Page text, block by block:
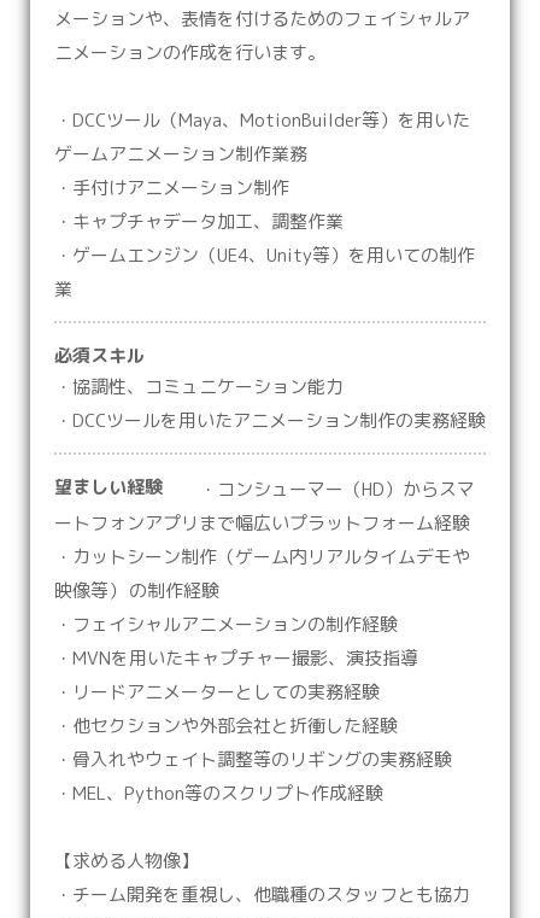
メーションや、表情を付けるためのフェイシャルア
ニメーションの作成を行います。
・DCCツール（Maya、MotionBuilder等）を用いた
ゲームアニメーション制作業務
・手付けアニメーション制作
・キャプチャデータ加工、調整作業
・ゲームエンジン（UE4、Unity等）を用いての制作
業
必須スキル
・協調性、コミュニケーション能力
・DCCツールを用いたアニメーション制作の実務経験
望ましい経験
・コンシューマー（HD）からスマ
ートフォンアプリまで幅広いプラットフォーム経験
・カットシーン制作（ゲーム内リアルタイムデモや
映像等） の制作経験
・フェイシャルアニメーションの制作経験
・MVNを用いたキャプチャー撮影、演技指導
・リードアニメーターとしての実務経験
・他セクションや外部会社と折衝した経験
・骨入れやウェイト調整等のリギングの実務経験
・MEL、Python等のスクリプト作成経験
【求める人物像】
・チーム開発を重視し、他職種のスタッフとも協力